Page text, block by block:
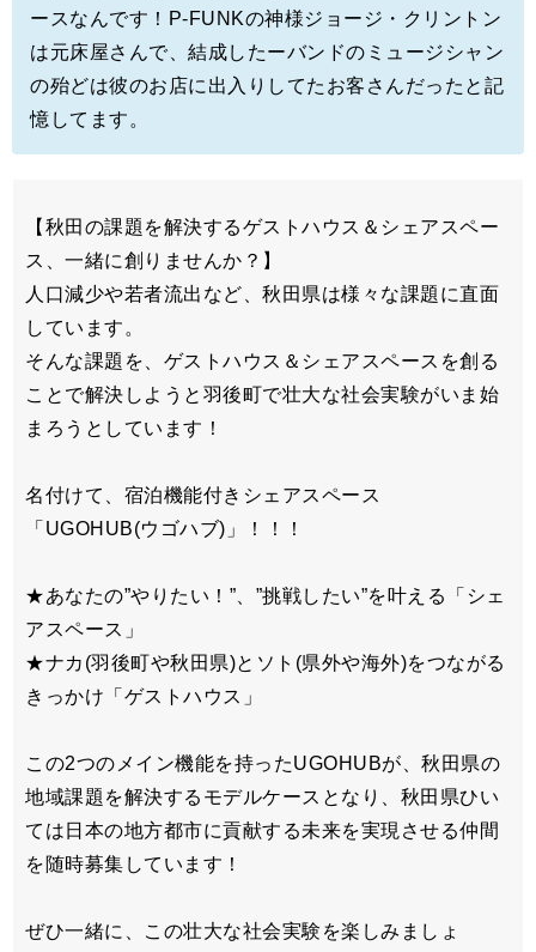
ースなんです！P-FUNKの神様ジョージ・クリントン
は元床屋さんで、結成したーバンドのミュージシャン
の殆どは彼のお店に出入りしてたお客さんだったと記
憶してます。
【秋田の課題を解決するゲストハウス＆シェアスペー
ス、一緒に創りませんか？】
人口減少や若者流出など、秋田県は様々な課題に直面
しています。
そんな課題を、ゲストハウス＆シェアスペースを創る
ことで解決しようと羽後町で壮大な社会実験がいま始
まろうとしています！
名付けて、宿泊機能付きシェアスペース
「UGOHUB(ウゴハブ)」！！！
★あなたの”やりたい！”、”挑戦したい”を叶える「シェ
アスペース」
★ナカ(羽後町や秋田県)とソト(県外や海外)をつながる
きっかけ「ゲストハウス」
この2つのメイン機能を持ったUGOHUBが、秋田県の
地域課題を解決するモデルケースとなり、秋田県ひい
ては日本の地方都市に貢献する未来を実現させる仲間
を随時募集しています！
ぜひ一緒に、この壮大な社会実験を楽しみましょ